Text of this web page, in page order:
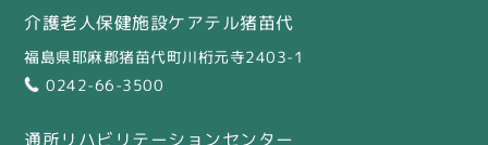
介護老人保健施設ケアテル猪苗代
福島県耶麻郡猪苗代町川桁元寺2403-1
0242-66-3500
通所リハビリテーションセンター